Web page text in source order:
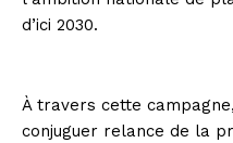
d’ici 2030.
À travers cette
conjuguer relance de la